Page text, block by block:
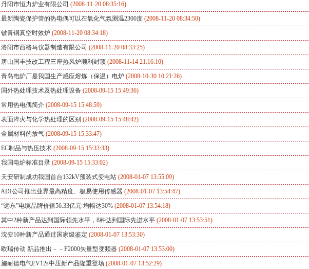
丹阳市恒力炉业有限公司 (2008-11-20 08:35:16)
最新陶瓷保护管的热电偶可以在氧化气氛测温2300度 (2008-11-20 08:34:50)
铍青铜真空时效炉 (2008-11-20 08:34:18)
洛阳市西格马仪器制造有限公司 (2008-11-20 08:33:25)
唐山国丰技改工程三座热风炉顺利封顶 (2008-11-14 21:16:10)
青岛电炉厂是我国生产感应熔炼（保温）电炉 (2008-10-30 10:21:26)
国外热处理技术及热处理设备 (2008-09-15 15:49:36)
常用热电偶简介 (2008-09-15 15:48:59)
表面淬火与化学热处理的区别 (2008-09-15 15:48:42)
金属材料的放气 (2008-09-15 15:33:47)
EC制品与热压技术 (2008-09-15 15:33:33)
我国电炉标准目录 (2008-09-15 15:33:02)
天安研制成功我国首台132kV预装式变电站 (2008-01-07 13:55:09)
ADI公司推出业界最高精度、极易使用传感器 (2008-01-07 13:54:47)
“远东”电缆品牌价值56.33亿元 增幅达30% (2008-01-07 13:54:18)
其中2种新产品达到国际领先水平，8种达到国际先进水平 (2008-01-07 13:53:51)
沈变10种新产品通过国家级鉴定 (2008-01-07 13:53:30)
欧瑞传动 新品推出－－F2000矢量型变频器 (2008-01-07 13:53:00)
施耐德电气EV12s中压新产品隆重登场 (2008-01-07 13:52:29)